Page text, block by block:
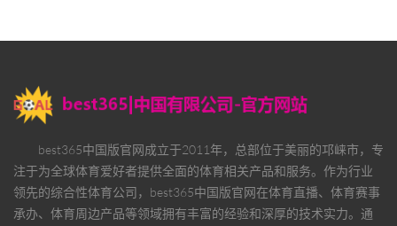
best365中国版官网成立于2011年，总部位于美丽的邛崃市，专
注于为全球体育爱好者提供全面的体育相关产品和服务。作为行业
领先的综合性体育公司， best365中国版官网在体育直播、体育赛事
承办、体育周边产品等领域拥有丰富的经验和深厚的技术实力。通